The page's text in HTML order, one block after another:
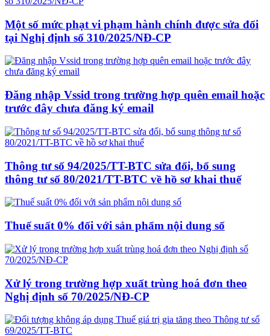
Một số mức phạt vi phạm hành chính được sửa đổi
tại Nghị định số 310/2025/NĐ-CP
Đăng nhập Vssid trong trường hợp quên email hoặc
trước đây chưa đăng ký email
Thông tư số 94/2025/TT-BTC sửa đổi, bổ sung
thông tư số 80/2021/TT-BTC về hồ sơ khai thuế
Thuế suất 0% đối với sản phẩm nội dung số
Xử lý trong trường hợp xuất trùng hoá đơn theo
Nghị định số 70/2025/NĐ-CP